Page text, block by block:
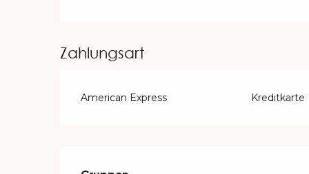
Zahlungsart
American Express Kreditkarte